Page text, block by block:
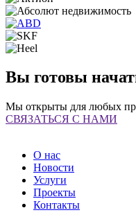
Вы готовы
Мы открыты для любых
СВЯЗАТЬСЯ С НАМИ
О нас
Новости
Услуги
Проекты
Контакты